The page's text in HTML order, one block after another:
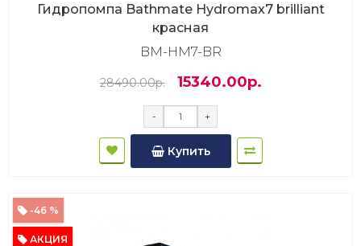
Гидропомпа Bathmate Hydromax7 brilliant
красная
BM-HM7-BR
28490.00р. 15340.00р.
- +
Купить
-46 %
АКЦИЯ